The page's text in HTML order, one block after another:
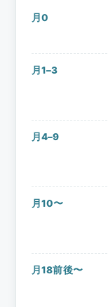
月0
月1–3
月4–9
月10〜
月18前後〜